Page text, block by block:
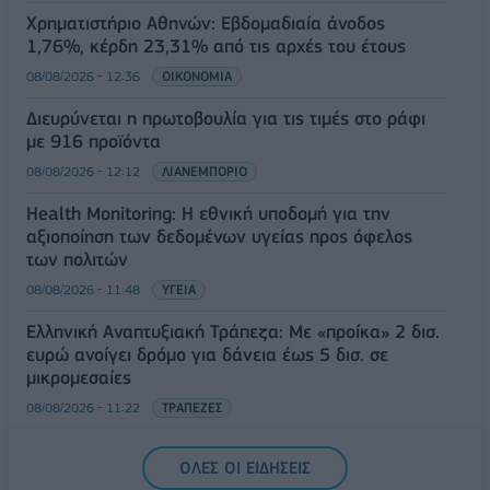
Χρηματιστήριο Αθηνών: Εβδομαδιαία άνοδος
1,76%, κέρδη 23,31% από τις αρχές του έτους
08/08/2026 - 12:36 ΟΙΚΟΝΟΜΙΑ
Διευρύνεται η πρωτοβουλία για τις τιμές στο ράφι
με 916 προϊόντα
08/08/2026 - 12:12 ΛΙΑΝΕΜΠΟΡΙΟ
Health Monitoring: Η εθνική υποδομή για την
αξιοποίηση των δεδομένων υγείας προς όφελος
των πολιτών
08/08/2026 - 11:48 ΥΓΕΙΑ
Ελληνική Αναπτυξιακή Τράπεζα: Με «προίκα» 2 δισ.
ευρώ ανοίγει δρόμο για δάνεια έως 5 δισ. σε
μικρομεσαίες
08/08/2026 - 11:22 ΤΡΑΠΕΖΕΣ
5G παντού, 6G στον ορίζοντα: Πού βρίσκεται η
Ελλάδα στη μεγάλη τεχνολογική μετάβαση
ΟΛΕΣ ΟΙ ΕΙΔΗΣΕΙΣ